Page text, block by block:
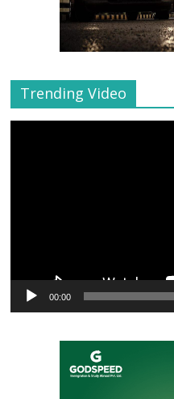
Trending Video
00:00